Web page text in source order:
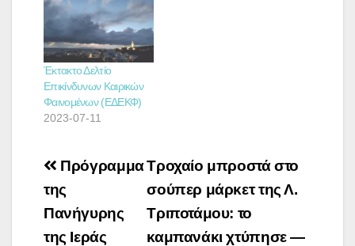
Έκτακτο Δελτίο
Επικίνδυνων Καιρικών
Φαινομένων (ΕΔΕΚΦ)
2023-07-11
Πλοήγηση
άρθρων
Τροχαίο μπροστά στο
σούπερ μάρκετ της Λ.
Τριποτάμου: το
καμπανάκι χτύπησε —
Πρόγραμμα
της
Πανήγυρης
της Ιεράς